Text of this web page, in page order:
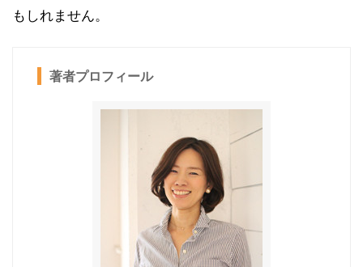
もしれません。
著者プロフィール